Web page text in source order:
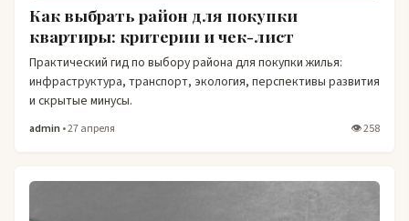
Как выбрать район для покупки
квартиры: критерии и чек-лист
Практический гид по выбору района для покупки жилья:
инфраструктура, транспорт, экология, перспективы развития
и скрытые минусы.
admin • 27 апреля 👁 258